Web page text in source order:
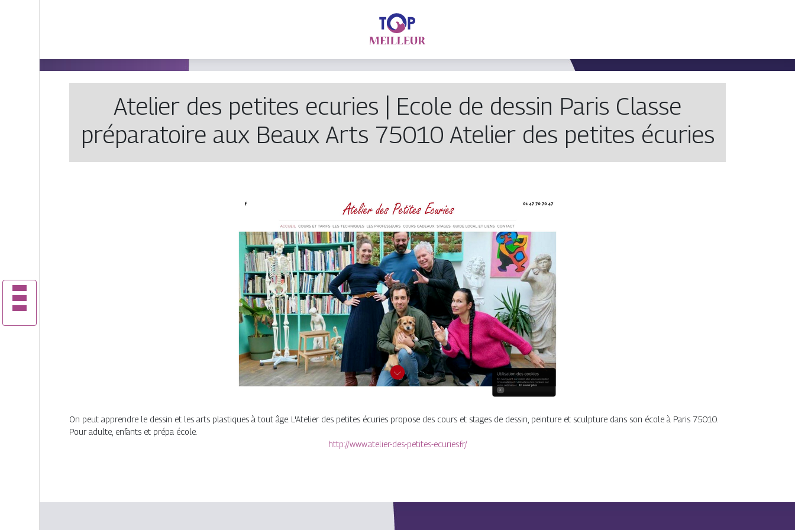
Atelier des petites ecuries | Ecole de dessin Paris Classe
préparatoi­re aux Beaux Arts 75010 Atelier des petites écuries
On peut apprendre le dessin et les arts plastiques à tout âge. L'Atelier des petites écuries propose des cours et stages de dessin, peinture et sculpture dans son école à Paris 75010.
Pour adulte, enfants et prépa école.
http://www.atelier-des-petites-ecuries.fr/